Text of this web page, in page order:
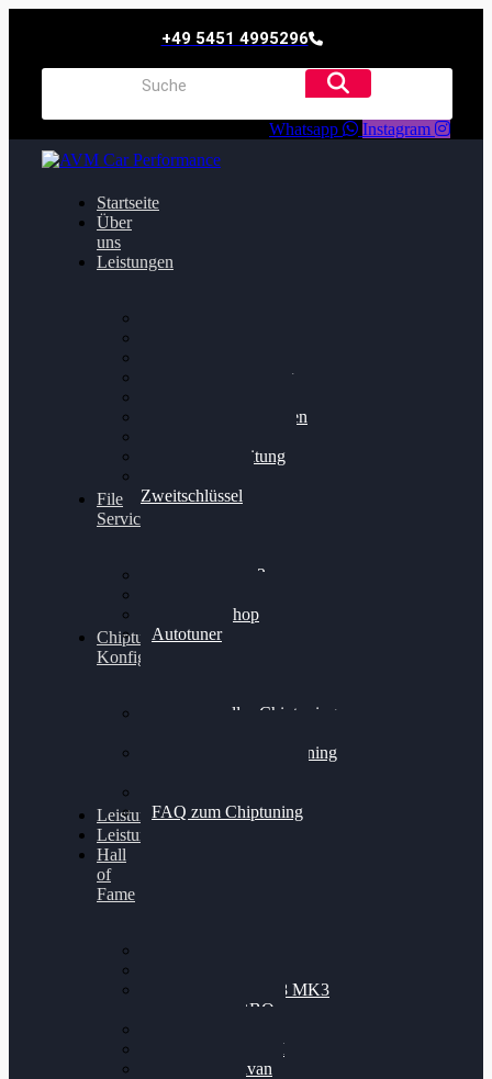
+49 5451 4995296
Whatsapp Instagram
Startseite
Über
uns
Leistungen
Getriebeoptimierung
Bremsscheiben planen
Felgenaufbereitung
Zweitschlüssel
File
Service
Alientech Kess3
Alientech Shop
Autotuner
Chiptuning
Konfigurator
Professionelles Chiptuning
Professionelles Chiptuning
FAQ zum Chiptuning
Leistungsmessung
Leistungsprüfstand
Hall
of
Fame
Nissan GT-R35 3.8 MK3
V6 TWINTURBO
VW Passat 2.0TDI
VW T6 Multivan